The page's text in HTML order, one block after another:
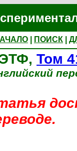
ПОИСК
Том